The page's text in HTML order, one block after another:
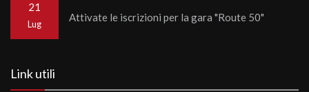
21
Lug
Attivate le iscrizioni per la gara "Route 50"
Link utili